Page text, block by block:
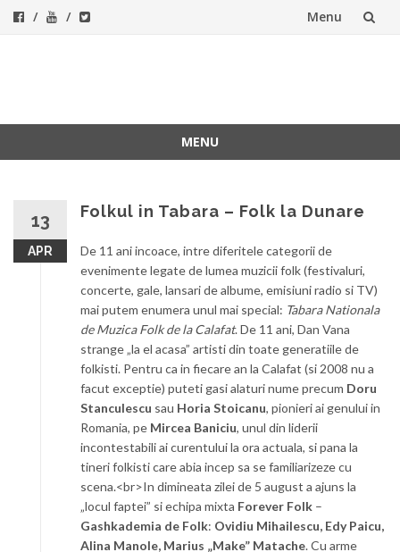
Menu
MENU
13
APR
Folkul in Tabara – Folk la Dunare
De 11 ani incoace, intre diferitele categorii de
evenimente legate de lumea muzicii folk (festivaluri,
concerte, gale, lansari de albume, emisiuni radio si TV)
mai putem enumera unul mai special: Tabara Nationala
de Muzica Folk de la Calafat. De 11 ani, Dan Vana
strange „la el acasa” artisti din toate generatiile de
folkisti. Pentru ca in fiecare an la Calafat (si 2008 nu a
facut exceptie) puteti gasi alaturi nume precum Doru
Stanculescu sau Horia Stoicanu, pionieri ai genului in
Romania, pe Mircea Baniciu, unul din liderii
incontestabili ai curentului la ora actuala, si pana la
tineri folkisti care abia incep sa se familiarizeze cu
scena.<br>In dimineata zilei de 5 august a ajuns la
„locul faptei” si echipa mixta Forever Folk –
Gashkademia de Folk: Ovidiu Mihailescu, Edy Paicu,
Alina Manole, Marius „Make” Matache. Cu arme